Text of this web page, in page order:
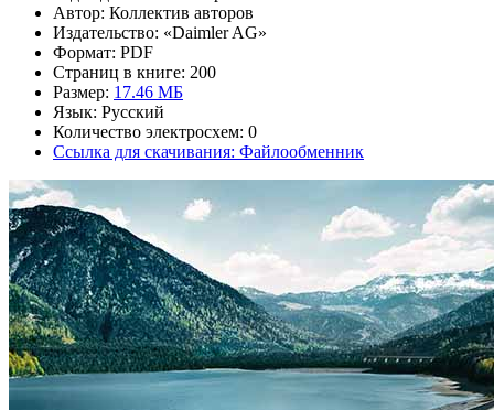
Автор: Коллектив авторов
Издательство: «Daimler AG»
Формат: PDF
Страниц в книге: 200
Размер: 17.46 МБ
Язык: Русский
Количество электросхем: 0
Ссылка для скачивания: Файлообменник